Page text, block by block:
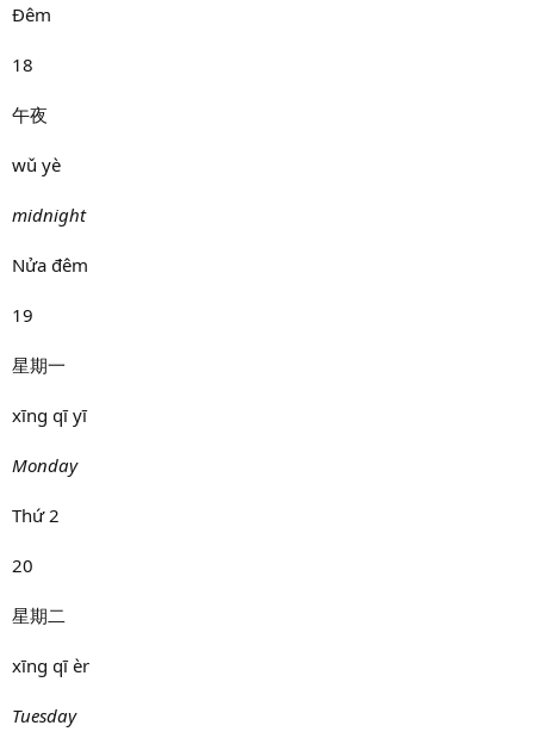
Đêm
18
午夜
wǔ yè
midnight
Nửa đêm
19
星期一
xīng qī yī
Monday
Thứ 2
20
星期二
xīng qī èr
Tuesday